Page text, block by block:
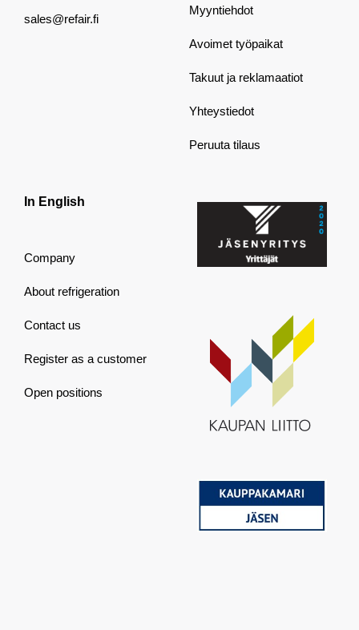
sales@refair.fi
Myyntiehdot
Avoimet työpaikat
Takuut ja reklamaatiot
Yhteystiedot
Peruuta tilaus
In English
Company
About refrigeration
Contact us
Register as a customer
Open positions